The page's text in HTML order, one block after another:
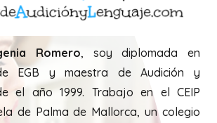
Romero, soy diplomada en
EGB y maestra de Audición y
el año 1999. Trabajo en el CEIP
de Palma de Mallorca, un colegio